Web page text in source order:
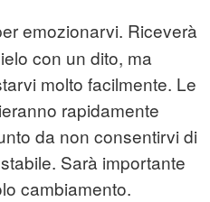
emozionarvi. Riceverà
con un dito, ma
molto facilmente. Le
rapidamente
da non consentirvi di
Sarà importante
cambiamento.